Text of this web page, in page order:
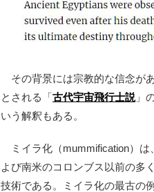
その背景には宗教的な信念が
とされる「古代宇宙飛行士説」
いう解釈もある。
ミイラ化（mummification）は
よび南米のコロンブス以前の多
技術である。ミイラ化の最古の